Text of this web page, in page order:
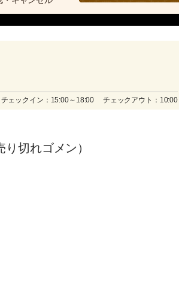
チェックイン：15:00～18:00 チェックアウト：10:00
切れゴメン）